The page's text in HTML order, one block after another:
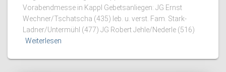
Vorabendmesse in Kappl Gebetsanliegen: JG Ernst
Wechner/Tschatscha (435) leb. u. verst. Fam. Stark-
Ladner/Untermühl (477) JG Robert Jehle/Nederle (516)
Weiterlesen